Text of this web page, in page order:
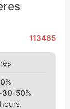
113465
%
30-50%